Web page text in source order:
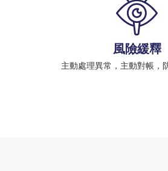
風險緩釋
主動處理異常，主動對帳，